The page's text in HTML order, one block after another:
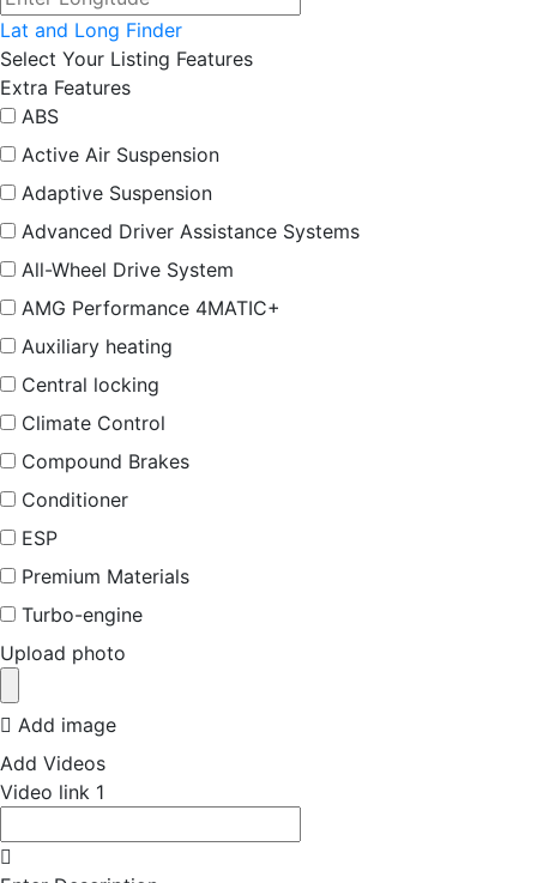
Lat and Long Finder
Select Your Listing Features
Extra Features
ABS
Active Air Suspension
Adaptive Suspension
Advanced Driver Assistance Systems
All-Wheel Drive System
AMG Performance 4MATIC+
Auxiliary heating
Central locking
Climate Control
Compound Brakes
Conditioner
ESP
Premium Materials
Turbo-engine
Upload photo
Add image
Add Videos
Video link 1